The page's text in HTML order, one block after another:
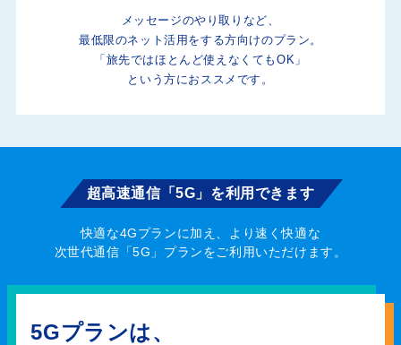
メッセージのやり取りなど、
最低限のネット活用をする方向けのプラン。
「旅先ではほとんど使えなくてもOK」
という方におススメです。
超高速通信「5G」を利用できます
快適な4Gプランに加え、より速く快適な
次世代通信「5G」プランをご利用いただけます。
5Gプランは、